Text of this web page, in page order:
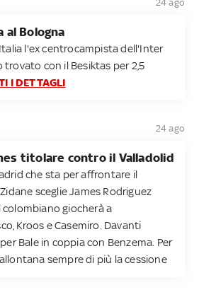
24 ago
al Bologna
l'ex centrocampista dell'Inter
trovato con il Besiktas per 2,5
I DETTAGLI
24 ago
titolare contro il Valladolid
che sta per affrontare il
sceglie James Rodriguez
giocherà a
Kroos e Casemiro. Davanti
Bale in coppia con Benzema. Per
sempre di più la cessione